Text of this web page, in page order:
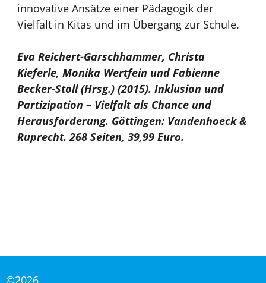
innovative Ansätze einer Pädagogik der
Vielfalt in Kitas und im Übergang zur Schule.
Eva Reichert-Garschhammer, Christa
Kieferle, Monika Wertfein und Fabienne
Becker-Stoll (Hrsg.) (2015). Inklusion und
Partizipation – Vielfalt als Chance und
Herausforderung. Göttingen: Vandenhoeck &
Ruprecht. 268 Seiten, 39,99 Euro.
©2026